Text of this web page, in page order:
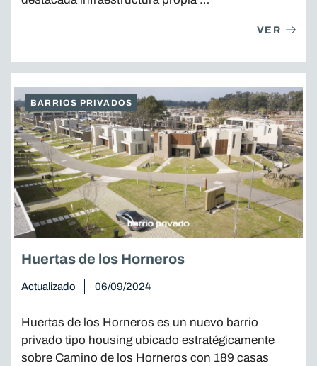
VER
BARRIOS PRIVADOS
Huertas de los Horneros
Actualizado 06/09/2024
Huertas de los Horneros es un nuevo barrio
privado tipo housing ubicado estratégicamente
sobre Camino de los Horneros con 189 casas